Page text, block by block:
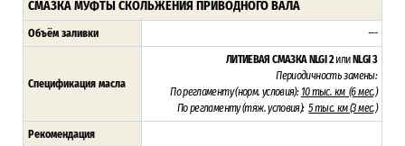
СМАЗКА МУФТЫ СКОЛЬЖЕНИЯ ПРИВОДНОГО ВАЛА
Объём заливки ---
Спецификация масла
ЛИТИЕВАЯ СМАЗКА NLGI 2илиNLGI 3
Периодичность замены:
По регламенту (норм. условия): 10 тыс. км (6 мес.)
По регламенту (тяж. условия): 5тыс. км (3 мес.)
Рекомендация